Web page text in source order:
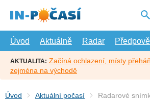
hlavní
Úvod
Aktuálně Radar
AKTUALITA: Začíná ochlazení, místy
zejména na východě
Úvod Aktuální počasí Radarové